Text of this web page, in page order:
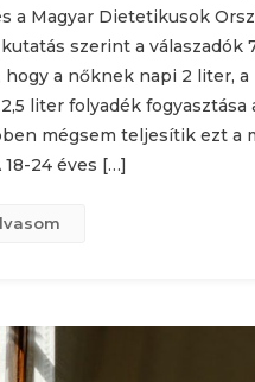
a Magyar Dietetikusok
szerint a válaszadók
hogy a nőknek napi 2 liter, a
liter folyadék fogyasztása
mégsem teljesítik ezt a
24 éves […]